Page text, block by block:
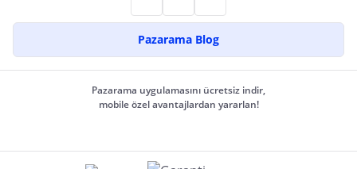
Pazarama Blog
Pazarama uygulamasını ücretsiz indir,
mobile özel avantajlardan yararlan!